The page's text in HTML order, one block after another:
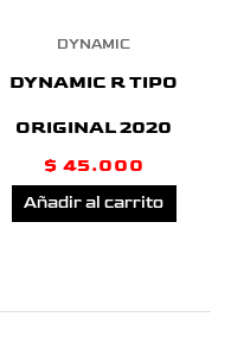
DYNAMIC
DYNAMIC R TIPO
ORIGINAL 2020
$ 45.000
Añadir al carrito